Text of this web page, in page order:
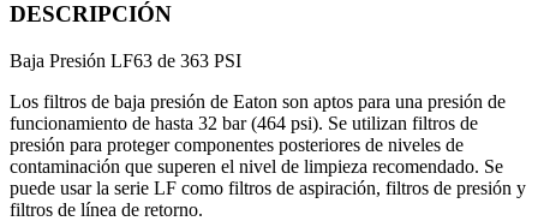
DESCRIPCIÓN
Baja Presión LF63 de 363 PSI
Los filtros de baja presión de Eaton son aptos para una presión de
funcionamiento de hasta 32 bar (464 psi). Se utilizan filtros de
presión para proteger componentes posteriores de niveles de
contaminación que superen el nivel de limpieza recomendado. Se
puede usar la serie LF como filtros de aspiración, filtros de presión y
filtros de línea de retorno.